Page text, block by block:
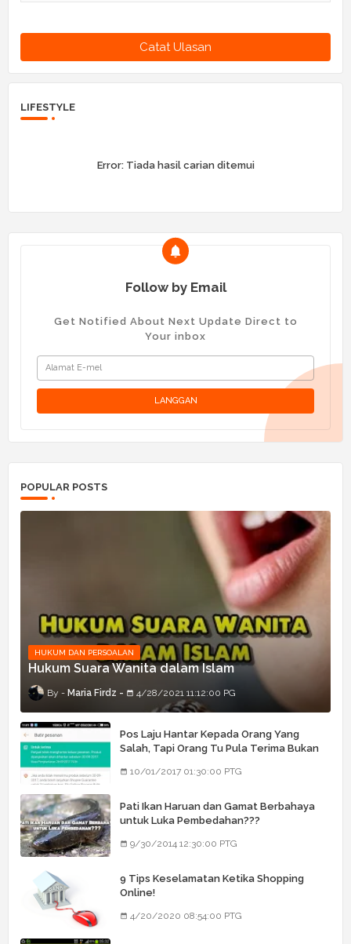
Catat Ulasan
LIFESTYLE
Error:Tiada hasil carian ditemui
Follow by Email
Get Notified About Next Update Direct to
Your inbox
POPULAR POSTS
HUKUM DAN PERSOALAN
Hukum Suara Wanita dalam Islam
Maria Firdz 4/28/2021 11:12:00 PG
Pos Laju Hantar Kepada Orang Yang
Salah, Tapi Orang Tu Pula Terima Bukan
10/01/2017 01:30:00 PTG
Pati Ikan Haruan dan Gamat Berbahaya
untuk Luka Pembedahan???
9/30/2014 12:30:00 PTG
9 Tips Keselamatan Ketika Shopping
Online!
4/20/2020 08:54:00 PTG